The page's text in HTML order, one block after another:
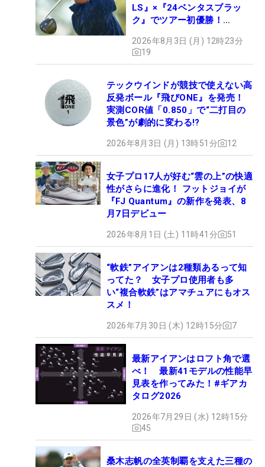
LS』×『24ベンタスブラッ
ク』でツアー初優勝！
2026年8月3日 (月) 12時23分
19
テックウインドが競技で使えない高
反発ボール『飛びONE』を発売！
実測COR値「0.850」で“二打目の
景色”が劇的に変わる!?
2026年8月3日 (月) 13時51分 12
女子プロ17人が好む“雲の上”の快適
性がさらに進化！ フットジョイが
『FJ Quantum』の新作を発表、8
月7日デビュー
2026年8月1日 (土) 11時41分 51
“軟鉄”アイアンは2種類あるって知
ってた？ 女子プロ使用者も多
い“複合軟鉄”はアマチュアにもオス
スメ！
2026年7月30日 (木) 12時15分 7
最新アイアンはロフト角で選
べ！ 最新41モデルの性能早
見表を作ってみた！#ギアカ
タログ2026
2026年7月29日 (水) 12時15分
45
桑木志帆の全英制覇を支えた三種の